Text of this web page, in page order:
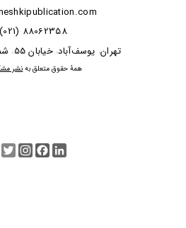
88062358 (021)
​​​​​​تهران، یوسف‌آباد، خیابان 55 ،
​همۀ حقوق متعلق بهنشر
Telegram
TwitterInstagramFacebook